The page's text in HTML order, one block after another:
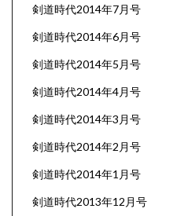
剣道時代2014年7月号
剣道時代2014年6月号
剣道時代2014年5月号
剣道時代2014年4月号
剣道時代2014年3月号
剣道時代2014年2月号
剣道時代2014年1月号
剣道時代2013年12月号